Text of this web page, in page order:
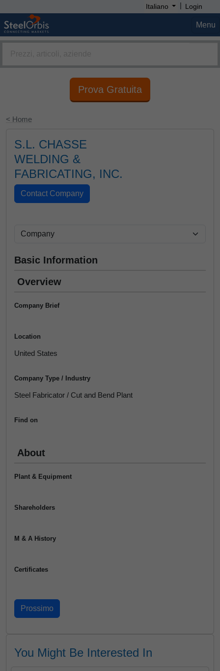
Italiano | Login
Menu
Prova Gratuita
< Home
S.L. CHASSE
WELDING &
FABRICATING, INC.
Basic Information
Overview
Company Brief
Location
United States
Company Type / Industry
Steel Fabricator / Cut and Bend Plant
Find on
About
Plant & Equipment
Shareholders
M & A History
Certificates
You Might Be Interested In